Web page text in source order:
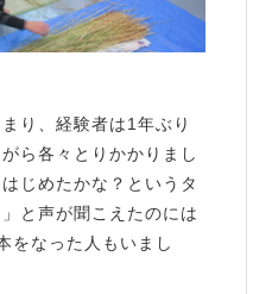
り、経験者は1年ぶり
ら各々とりかかりまし
じめたかな？というタ
と声が聞こえたのには
をなった人もいまし